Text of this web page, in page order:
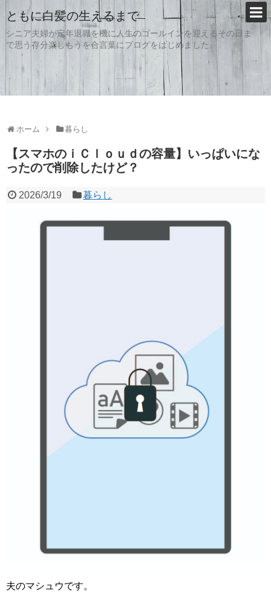
ともに白髪の生えるまで
シニア夫婦が定年退職を機に人生のゴールインを迎えるその日ま
で思う存分楽しもうを合言葉にブログをはじめました。
ホーム 暮らし
【スマホのｉＣｌｏｕｄの容量】いっぱいにな
ったので削除したけど？
2026/3/19 暮らし
夫のマシュウです。